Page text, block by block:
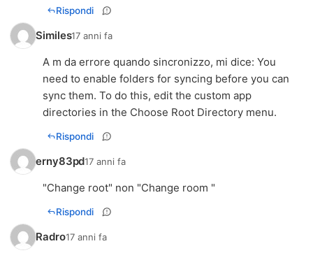
Rispondi
Similes17 anni fa
A m da errore quando sincronizzo, mi dice: You
need to enable folders for syncing before you can
sync them. To do this, edit the custom app
directories in the Choose Root Directory menu.
Rispondi
erny83pd17 anni fa
"Change root" non "Change room "
Rispondi
Radro17 anni fa